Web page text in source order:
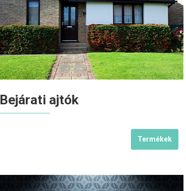
Bejárati ajtók
Termékek